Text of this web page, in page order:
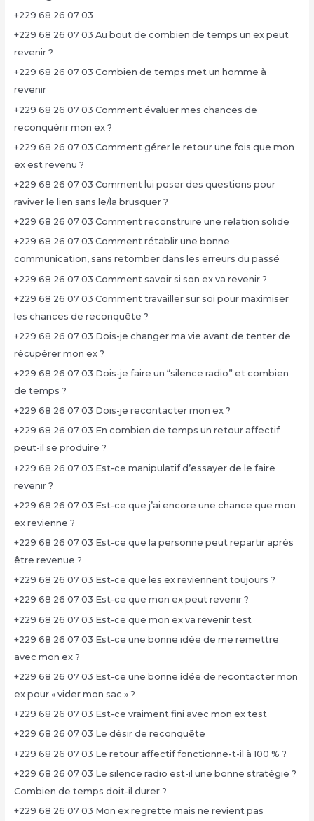
+229 68 26 07 03
+229 68 26 07 03 Au bout de combien de temps un ex peut
revenir ?
+229 68 26 07 03 Combien de temps met un homme à
revenir
+229 68 26 07 03 Comment évaluer mes chances de
reconquérir mon ex ?
+229 68 26 07 03 Comment gérer le retour une fois que mon
ex est revenu ?
+229 68 26 07 03 Comment lui poser des questions pour
raviver le lien sans le/la brusquer ?
+229 68 26 07 03 Comment reconstruire une relation solide
+229 68 26 07 03 Comment rétablir une bonne
communication, sans retomber dans les erreurs du passé
+229 68 26 07 03 Comment savoir si son ex va revenir ?
+229 68 26 07 03 Comment travailler sur soi pour maximiser
les chances de reconquête ?
+229 68 26 07 03 Dois-je changer ma vie avant de tenter de
récupérer mon ex ?
+229 68 26 07 03 Dois-je faire un “silence radio” et combien
de temps ?
+229 68 26 07 03 Dois-je recontacter mon ex ?
+229 68 26 07 03 En combien de temps un retour affectif
peut-il se produire ?
+229 68 26 07 03 Est-ce manipulatif d’essayer de le faire
revenir ?
+229 68 26 07 03 Est-ce que j’ai encore une chance que mon
ex revienne ?
+229 68 26 07 03 Est-ce que la personne peut repartir après
être revenue ?
+229 68 26 07 03 Est-ce que les ex reviennent toujours ?
+229 68 26 07 03 Est-ce que mon ex peut revenir ?
+229 68 26 07 03 Est-ce que mon ex va revenir test
+229 68 26 07 03 Est-ce une bonne idée de me remettre
avec mon ex ?
+229 68 26 07 03 Est-ce une bonne idée de recontacter mon
ex pour « vider mon sac » ?
+229 68 26 07 03 Est-ce vraiment fini avec mon ex test
+229 68 26 07 03 Le désir de reconquête
+229 68 26 07 03 Le retour affectif fonctionne-t-il à 100 % ?
+229 68 26 07 03 Le silence radio est-il une bonne stratégie ?
Combien de temps doit-il durer ?
+229 68 26 07 03 Mon ex regrette mais ne revient pas